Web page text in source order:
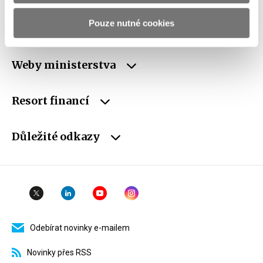
Pouze nutné cookies
Weby ministerstva
Resort financí
Důležité odkazy
Odebírat novinky e-mailem
Novinky přes RSS